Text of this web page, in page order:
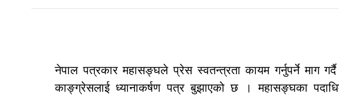
नेपाल पत्रकार महासङ्घले प्रेस स्वतन्त्रता कायम गर्नुपर्ने माग
काङ्ग्रेसलाई ध्यानाकर्षण पत्र बुझाएको छ । महासङ्घका